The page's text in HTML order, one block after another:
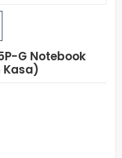
G Notebook
Kasa)